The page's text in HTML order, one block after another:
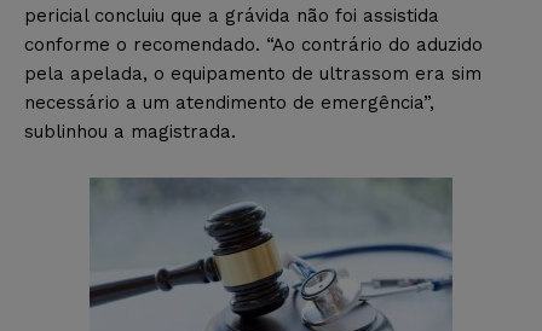
pericial concluiu que a grávida não foi assistida
conforme o recomendado. “Ao contrário do aduzido
pela apelada, o equipamento de ultrassom era sim
necessário a um atendimento de emergência”,
sublinhou a magistrada.